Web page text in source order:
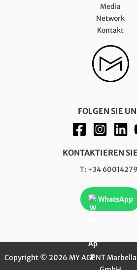
Media
Network
Kontakt
FOLGEN SIE
KONTAKTIEREN
T: +34
WhatsApp
Copyright © 2026 MY AGENT